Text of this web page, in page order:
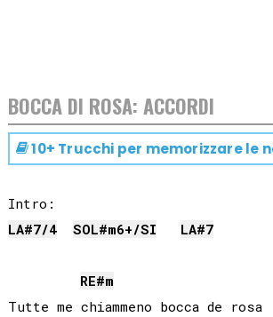
BOCCA DI ROSA: ACCORDI
10+ Trucchi per memorizzare le
LA#7/4 SOL#m6+/SI LA#7
RE#m
Tutte me chiammeno bocca de rosa